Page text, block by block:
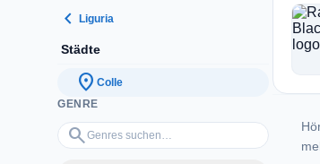
chevron_left Liguria
Städte
location_on Colle
GENRE
search
Genres suchen…